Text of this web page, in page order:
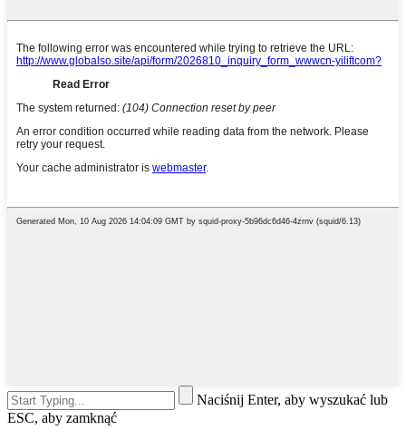
Naciśnij Enter, aby wyszukać lub
ESC, aby zamknąć